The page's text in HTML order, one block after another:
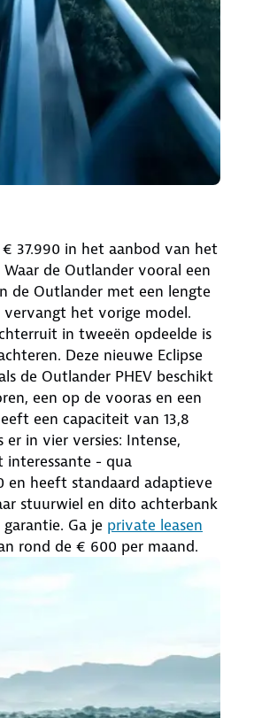
37.990 in het aanbod van het
de Outlander vooral een
de Outlander met een lengte
vervangt het vorige model.
in tweeën opdeelde is
Deze nieuwe Eclipse
de Outlander PHEV beschikt
een op de vooras en een
een capaciteit van 13,8
in vier versies: Intense,
interessante - qua
en heeft standaard adaptieve
stuurwiel en dito achterbank
Ga je private leasen
rond de € 600 per maand.